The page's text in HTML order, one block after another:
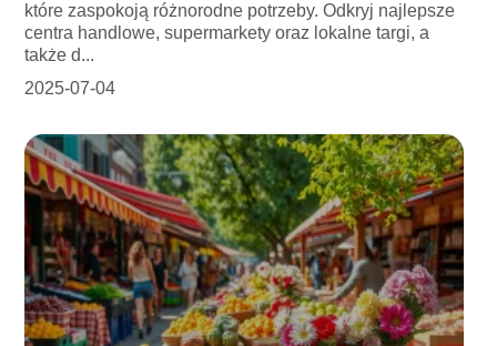
które zaspokoją różnorodne potrzeby. Odkryj najlepsze
centra handlowe, supermarkety oraz lokalne targi, a
także d...
2025-07-04